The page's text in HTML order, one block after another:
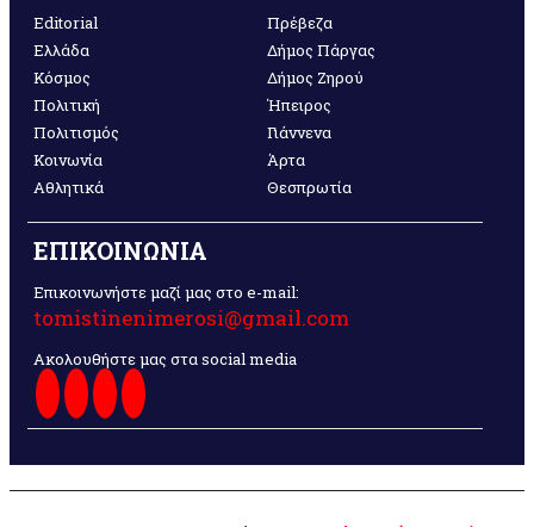
Editorial
Ελλάδα
Κόσμος
Πολιτική
Πολιτισμός
Κοινωνία
Αθλητικά
Πρέβεζα
Δήμος Πάργας
Δήμος Ζηρού
Ήπειρος
Γιάννενα
Άρτα
Θεσπρωτία
ΕΠΙΚΟΙΝΩΝΙΑ
Επικοινωνήστε μαζί μας στο e-mail:
tomistinenimerosi@gmail.com
Ακολουθήστε μας στα social media